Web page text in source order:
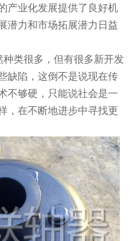
产业化发展提供了良好机
潜力和市场拓展潜力日益
类很多，但有很多新开发
缺陷，这倒不是说现在传
不够硬，只能说社会是一
，在不断地进步中寻找更